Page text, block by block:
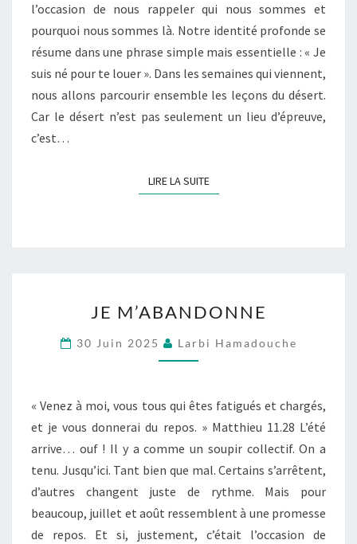
l’occasion de nous rappeler qui nous sommes et
pourquoi nous sommes là. Notre identité profonde se
résume dans une phrase simple mais essentielle : « Je
suis né pour te louer ». Dans les semaines qui viennent,
nous allons parcourir ensemble les leçons du désert.
Car le désert n’est pas seulement un lieu d’épreuve,
c’est…
LIRE LA SUITELIRE LA SUITE
M’ABANDONNE
JE M’ABANDONNE
30 Juin 2025 Larbi Hamadouche
« Venez à moi, vous tous qui êtes fatigués et chargés,
et je vous donnerai du repos. » Matthieu 11.28 L’été
arrive… ouf ! Il y a comme un soupir collectif. On a
tenu. Jusqu’ici. Tant bien que mal. Certains s’arrêtent,
d’autres changent juste de rythme. Mais pour
beaucoup, juillet et août ressemblent à une promesse
de repos. Et si, justement, c’était l’occasion de